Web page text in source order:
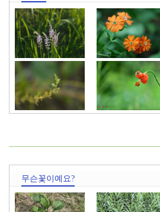
무릇 동자꽃
제비꿀 땅나리
무슨꽃이예요?